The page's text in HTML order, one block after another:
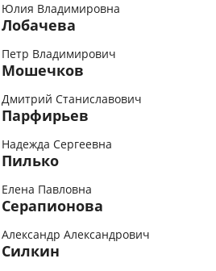
Юлия Владимировна
Лобачева
Петр Владимирович
Мошечков
Дмитрий Станиславович
Парфирьев
Надежда Сергеевна
Пилько
Елена Павловна
Серапионова
Александр Александрович
Силкин